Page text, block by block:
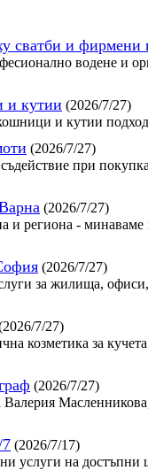
сватби и фирмени
водене и
и кутии (2026/7/27)
и кутии
(2026/7/27)
при
(2026/7/27)
и региона -
(2026/7/27)
за жилища,
7/27)
козметика за
(2026/7/27)
(2026/7/17)
на достъпни